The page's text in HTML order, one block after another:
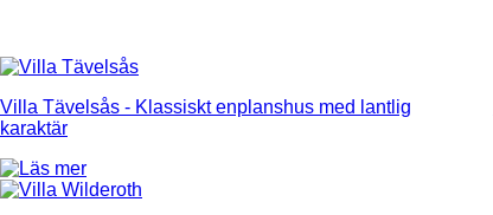
Villa Tävelsås - Klassiskt enplanshus med lantlig
karaktär